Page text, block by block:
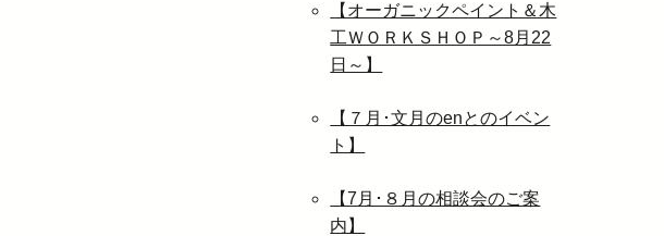
【オーガニックペイント＆木
工ＷＯＲＫＳＨＯＰ～8月22
日～】
【７月･文月のenとのイベン
ト】
【7月･８月の相談会のご案
内】